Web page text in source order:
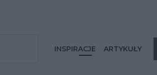
INSPIRACJE ARTYKUŁY